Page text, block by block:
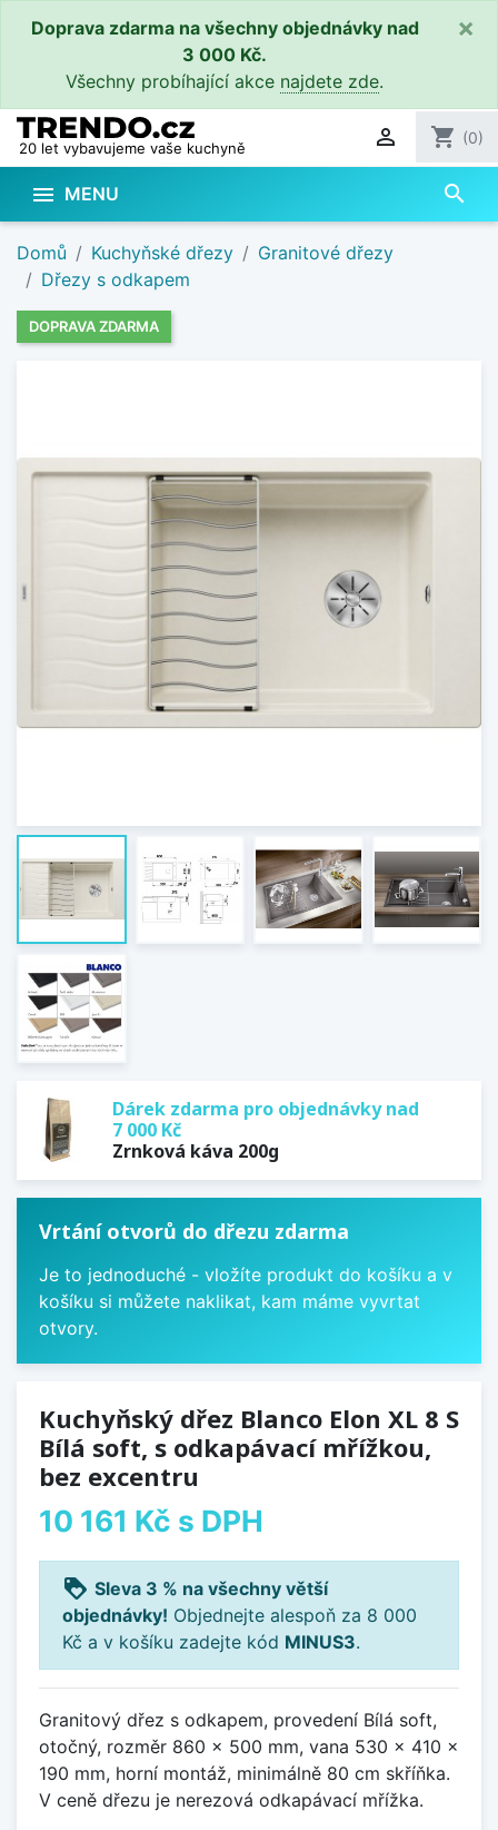
Doprava zdarma na všechny objednávky nad
3 000 Kč.
Všechny probíhající akce najdete zde.
×
20 let vybavujeme vaše kuchyně  shopping_cart (0)
 MENU search
Domů Kuchyňské dřezy
Granitové dřezy
Dřezy s odkapem
DOPRAVA ZDARMA
Dárek zdarma pro objednávky nad
7 000 Kč
Zrnková káva 200g
Vrtání otvorů do dřezu zdarma
Je to jednoduché - vložíte produkt do košíku a v
košíku si můžete naklikat, kam máme vyvrtat
otvory.
Kuchyňský dřez Blanco Elon XL 8 S
Bílá soft, s odkapávací mřížkou,
bez excentru
10 161 Kč s DPH
loyalty Sleva 3 % na všechny větší
objednávky! Objednejte alespoň za 8 000
Kč a v košíku zadejte kód MINUS3.
Granitový dřez s odkapem, provedení Bílá soft,
otočný, rozměr 860 x 500 mm, vana 530 x 410 x
190 mm, horní montáž, minimálně 80 cm skříňka.
V ceně dřezu je nerezová odkapávací mřížka.